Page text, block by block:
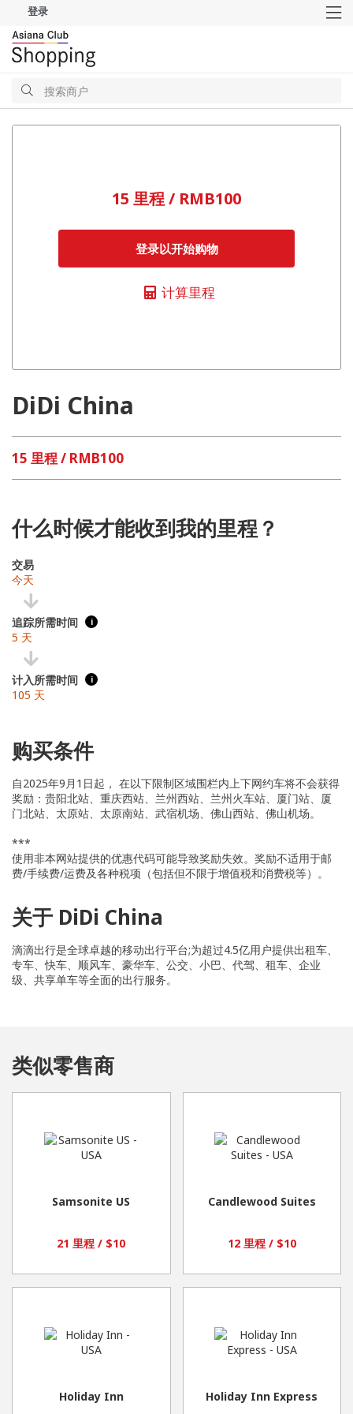
登录
搜
索搜
索
15 里程 / RMB100
登录以开始购物
计算里程
DiDi China
15 里程 / RMB100
什么时候才能收到我的里程？
交易
今天
追踪所需时间 i
5 天
计入所需时间 i
105 天
购买条件
自2025年9月1日起， 在以下限制区域围栏内上下网约车将不会获得
奖励：贵阳北站、重庆西站、兰州西站、兰州火车站、厦门站、厦
门北站、太原站、太原南站、武宿机场、佛山西站、佛山机场。
***
使用非本网站提供的优惠代码可能导致奖励失效。奖励不适用于邮
费/手续费/运费及各种税项（包括但不限于增值税和消费税等）。
关于 DiDi China
滴滴出行是全球卓越的移动出行平台;为超过4.5亿用户提供出租车、
专车、快车、顺风车、豪华车、公交、小巴、代驾、租车、企业
级、共享单车等全面的出行服务。
类似零售商
Samsonite US
21 里程 / $10
Candlewood Suites
12 里程 / $10
Holiday Inn Holiday Inn Express